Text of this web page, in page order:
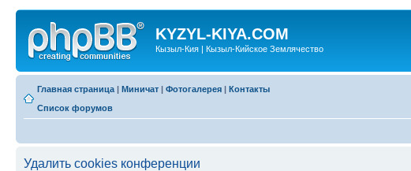
KYZYL-KIYA.COM
Кызыл-Кия | Кызыл-Кийское Землячество
Главная страница | Миничат | Фотогалерея | Контакты
Список форумов
Удалить cookies конференции